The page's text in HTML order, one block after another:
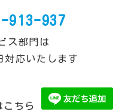
913-937
ス部門は
対応いたします
こちら